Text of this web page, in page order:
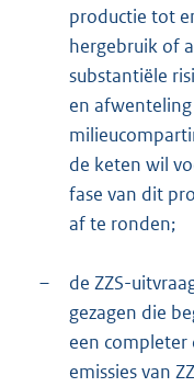
productie tot
hergebruik of
substantiële
en
de keten wil
fase van dit
af te ronden;
–
de ZZS-
gezagen die
een completer
emissies van